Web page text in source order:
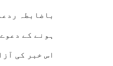
باضابطہ
ہونے کے
اس خبر کی